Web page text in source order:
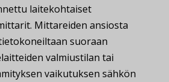
laitekohtaiset
Mittareiden ansiosta
suoraan
valmiustilan tai
vaikutuksen sähkön